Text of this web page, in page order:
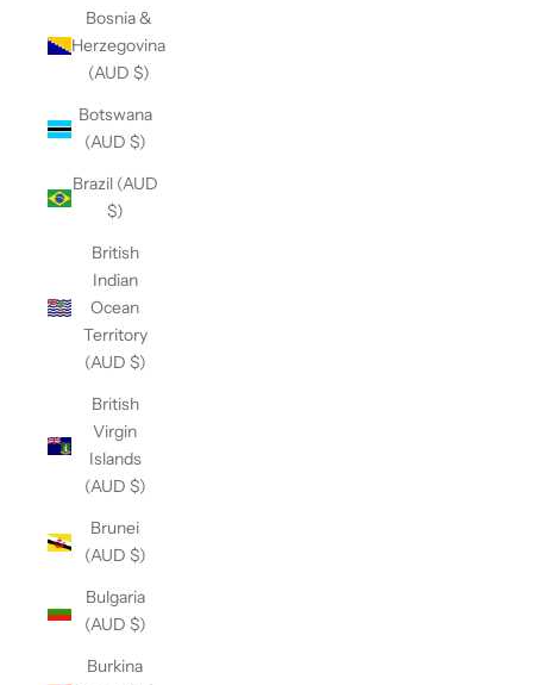
Bosnia &
Herzegovina
(AUD $)
Botswana
(AUD $)
Brazil (AUD
$)
British
Indian
Ocean
Territory
(AUD $)
British
Virgin
Islands
(AUD $)
Brunei
(AUD $)
Bulgaria
(AUD $)
Burkina